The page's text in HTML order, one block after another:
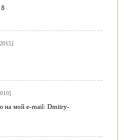
на мой e-mail: Dmitry-